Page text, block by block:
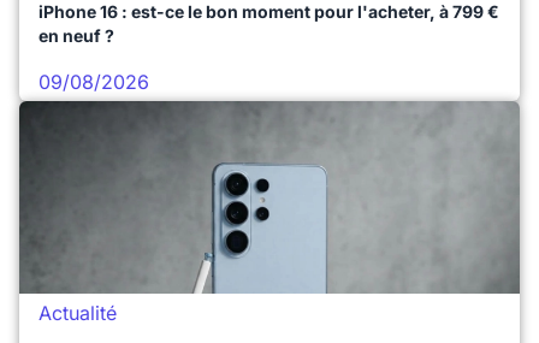
iPhone 16 : est-ce le bon moment pour l'acheter, à 799 €
en neuf ?
09/08/2026
Actualité